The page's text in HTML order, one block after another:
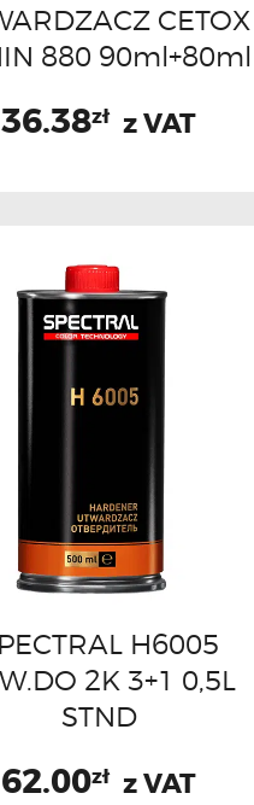
CETOX
880 90ml+80ml
36.38zł z VAT
H6005
2K 3+1 0,5L
STND
62.00zł z VAT